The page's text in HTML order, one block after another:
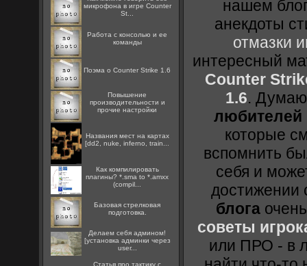
микрофона в игре Counter
St...
Работа с консолью и ее
команды
Поэма о Counter Strike 1.6
Повышение
производительности и
прочие настройки
Названия мест на картах
[dd2, nuke, inferno, train...
Как компилировать
плагины? *.sma to *.amxx
(compil...
Базовая стрелковая
подготовка.
Делаем себя админом!
[установка админки через
user...
Статья про тактику с
нашем
анекдоты
отмазки
интересный
Counter
1.6. Думаю
любителей
которые
вспомнить
себя и
достижении
блога
советы
или ПРО - в